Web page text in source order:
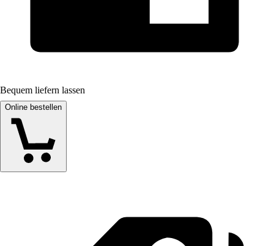
Bequem liefern lassen
Online bestellen